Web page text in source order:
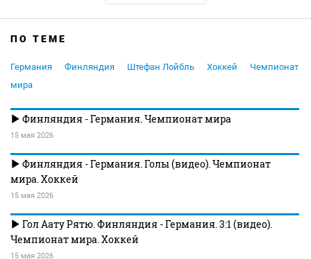
ПО ТЕМЕ
Германия Финляндия Штефан Лойбль Хоккей
Чемпионат
мира
Финляндия - Германия. Чемпионат мира
15 мая 2026
Финляндия - Германия. Голы (видео). Чемпионат
мира. Хоккей
15 мая 2026
Гол Аату Рятю. Финляндия - Германия. 3:1 (видео).
Чемпионат мира. Хоккей
15 мая 2026